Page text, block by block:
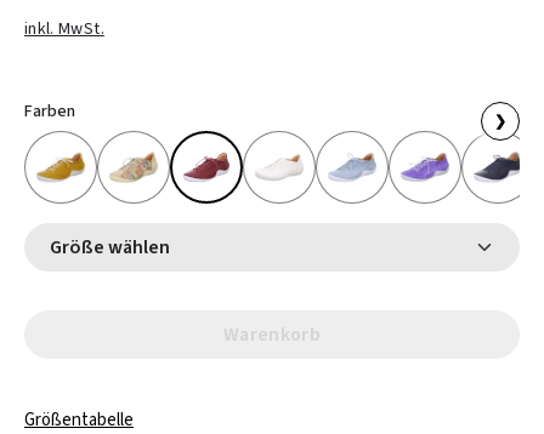
inkl. MwSt.
Farben ❯
Größe wählen
Warenkorb
Größentabelle